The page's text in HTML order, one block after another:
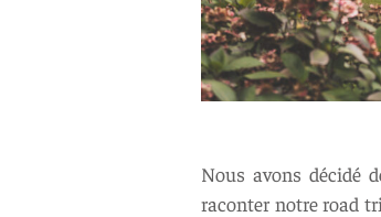
Nous avons décidé
raconter notre road